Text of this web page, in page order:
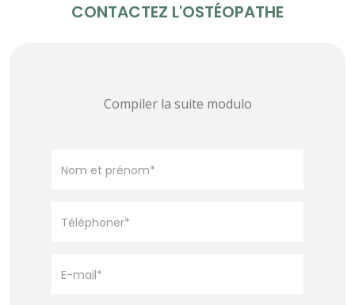
CONTACTEZ L'OSTÉOPATHE
Compiler la suite modulo